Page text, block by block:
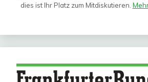
dies ist Ihr Platz zum Mitdiskutieren.